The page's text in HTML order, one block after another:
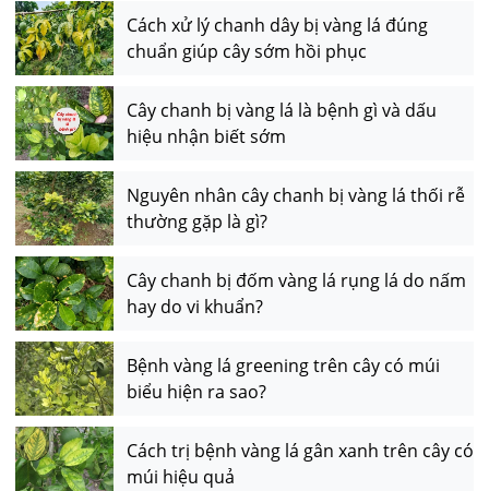
Cách xử lý chanh dây bị vàng lá đúng
chuẩn giúp cây sớm hồi phục
Cây chanh bị vàng lá là bệnh gì và dấu
hiệu nhận biết sớm
Nguyên nhân cây chanh bị vàng lá thối rễ
thường gặp là gì?
Cây chanh bị đốm vàng lá rụng lá do nấm
hay do vi khuẩn?
Bệnh vàng lá greening trên cây có múi
biểu hiện ra sao?
Cách trị bệnh vàng lá gân xanh trên cây có
múi hiệu quả